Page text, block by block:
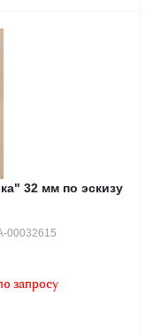
Фасад прямой "категория Классика" 32 мм по эскизу
00032615
запросу